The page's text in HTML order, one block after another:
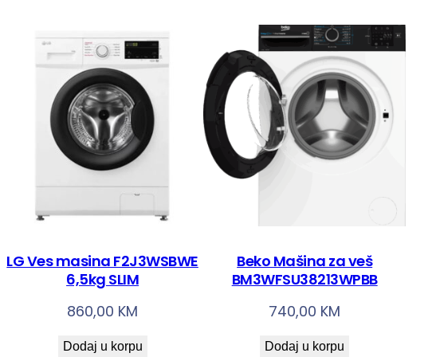
LG Ves masina F2J3WSBWE
6,5kg SLIM
860,00 KM
Dodaj u korpu
Beko Mašina za veš
BM3WFSU38213WPBB
740,00 KM
Dodaj u korpu